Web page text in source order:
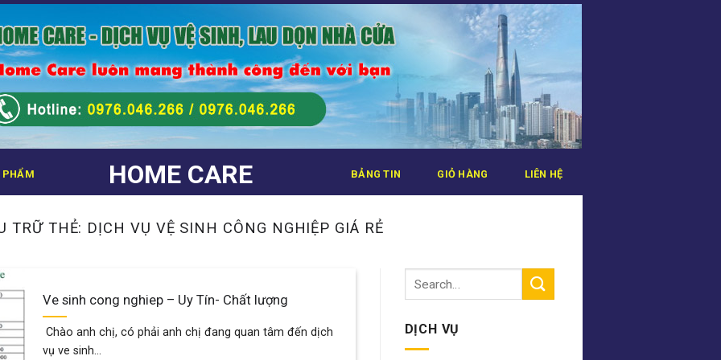
HOME CARE
PHẨM BẢNG TIN GIỎ HÀNG LIÊN HỆ
TRỮ THẺ: DỊCH VỤ VỆ SINH CÔNG NGHIỆP GIÁ RẺ
Ve sinh cong nghiep – Uy Tín- Chất lượng
Chào anh chị, có phải anh chị đang quan tâm đến dịch
vụ ve sinh...
DỊCH VỤ